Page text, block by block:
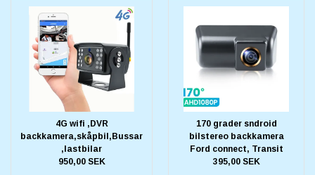
4G wifi ,DVR
backkamera,skåpbil,Bussar
,lastbilar
950,00 SEK
170 grader sndroid
bilstereo backkamera
Ford connect, Transit
395,00 SEK